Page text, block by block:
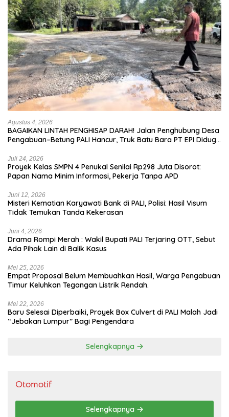
Agustus 4, 2026
BAGAIKAN LINTAH PENGHISAP DARAH! Jalan Penghubung Desa
Pengabuan–Betung PALI Hancur, Truk Batu Bara PT EPI Diduga
Juli 24, 2026
Proyek Kelas SMPN 4 Penukal Senilai Rp298 Juta Disorot:
Papan Nama Minim Informasi, Pekerja Tanpa APD
Juni 12, 2026
Misteri Kematian Karyawati Bank di PALI, Polisi: Hasil Visum
Tidak Temukan Tanda Kekerasan
Juni 4, 2026
Drama Rompi Merah : Wakil Bupati PALI Terjaring OTT, Sebut
Ada Pihak Lain di Balik Kasus
Mei 25, 2026
Empat Proposal Belum Membuahkan Hasil, Warga Pengabuan
Timur Keluhkan Tegangan Listrik Rendah.
Mei 22, 2026
Baru Selesai Diperbaiki, Proyek Box Culvert di PALI Malah Jadi
“Jebakan Lumpur” Bagi Pengendara
Selengkapnya
Otomotif
Selengkapnya